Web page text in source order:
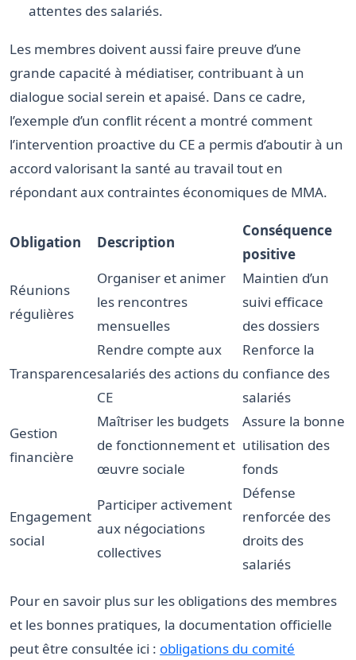
attentes des salariés.
Les membres doivent aussi faire preuve d’une
grande capacité à médiatiser, contribuant à un
dialogue social serein et apaisé. Dans ce cadre,
l’exemple d’un conflit récent a montré comment
l’intervention proactive du CE a permis d’aboutir à un
accord valorisant la santé au travail tout en
répondant aux contraintes économiques de MMA.
Obligation Description
Conséquence
positive
Réunions
régulières
Organiser et animer
les rencontres
mensuelles
Maintien d’un
suivi efficace
des dossiers
Transparence
Rendre compte aux
salariés des actions du
CE
Renforce la
confiance des
salariés
Gestion
financière
Maîtriser les budgets
de fonctionnement et
œuvre sociale
Assure la bonne
utilisation des
fonds
Engagement
social
Participer activement
aux négociations
collectives
Défense
renforcée des
droits des
salariés
Pour en savoir plus sur les obligations des membres
et les bonnes pratiques, la documentation officielle
peut être consultée ici : obligations du comité